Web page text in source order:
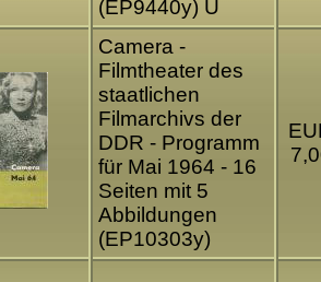
(EP9440y) Ü
Camera -
Filmtheater des
staatlichen
Filmarchivs der
DDR - Programm
für Mai 1964 - 16
Seiten mit 5
Abbildungen
(EP10303y)